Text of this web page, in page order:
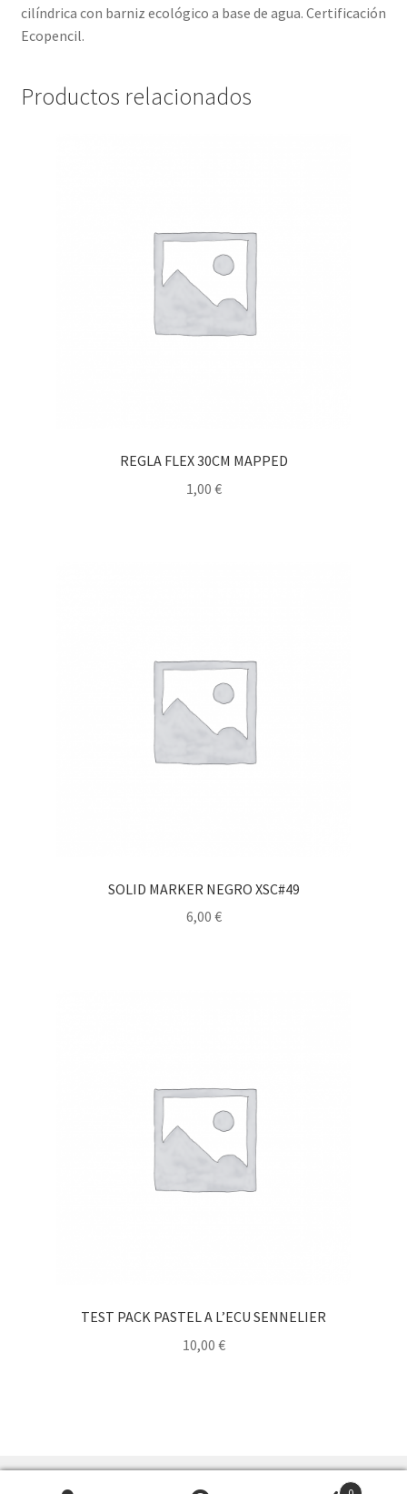
cilíndrica con barniz ecológico a base de agua. Certificación
Ecopencil.
Productos relacionados
REGLA FLEX 30CM MAPPED
1,00 €
SOLID MARKER NEGRO XSC#49
6,00 €
TEST PACK PASTEL A L’ECU SENNELIER
10,00 €